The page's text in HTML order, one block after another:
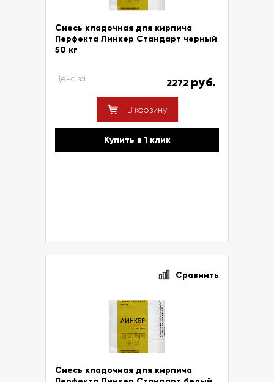
Смесь кладочная для кирпича
Перфекта Линкер Стандарт черный
50 кг
Цена за 2272 руб.
В корзину
Купить в 1 клик
Сравнить
Смесь кладочная для кирпича